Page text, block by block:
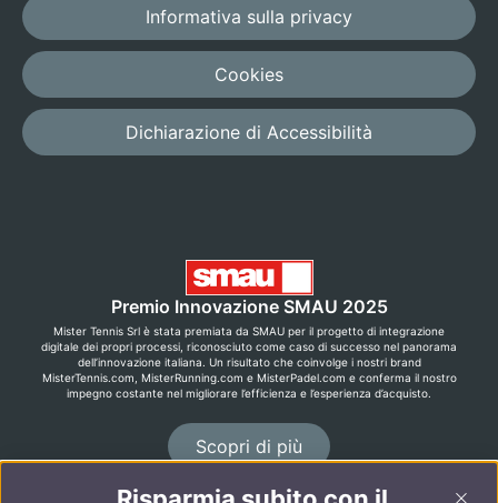
Informativa sulla privacy
Cookies
Dichiarazione di Accessibilità
Premio Innovazione SMAU 2025
Mister Tennis Srl è stata premiata da SMAU per il progetto di integrazione
digitale dei propri processi, riconosciuto come caso di successo nel panorama
dell’innovazione italiana. Un risultato che coinvolge i nostri brand
MisterTennis.com, MisterRunning.com e MisterPadel.com e conferma il nostro
impegno costante nel migliorare l’efficienza e l’esperienza d’acquisto.
Scopri di più